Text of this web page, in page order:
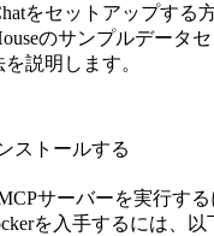
をセットアップする
のサンプルデータ
を説明します。
ストールする
サーバーを実行す
を入手するには、以